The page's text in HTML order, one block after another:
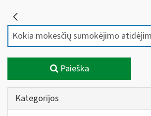
Paieška
Kategorijos